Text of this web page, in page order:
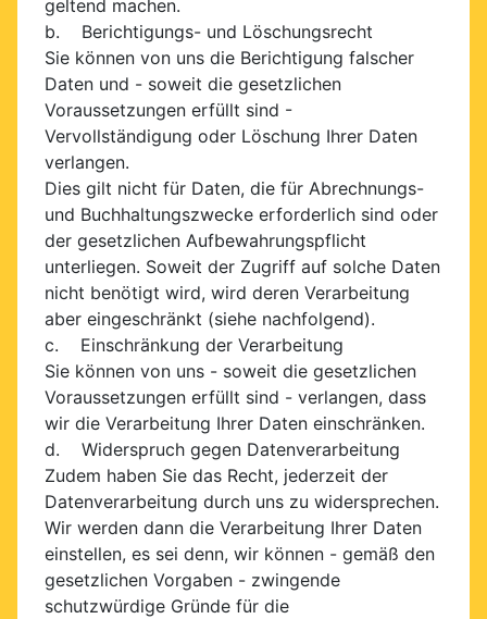
geltend machen.
b. Berichtigungs- und Löschungsrecht
Sie können von uns die Berichtigung falscher
Daten und - soweit die gesetzlichen
Voraussetzungen erfüllt sind -
Vervollständigung oder Löschung Ihrer Daten
verlangen.
Dies gilt nicht für Daten, die für Abrechnungs-
und Buchhaltungszwecke erforderlich sind oder
der gesetzlichen Aufbewahrungspflicht
unterliegen. Soweit der Zugriff auf solche Daten
nicht benötigt wird, wird deren Verarbeitung
aber eingeschränkt (siehe nachfolgend).
c. Einschränkung der Verarbeitung
Sie können von uns - soweit die gesetzlichen
Voraussetzungen erfüllt sind - verlangen, dass
wir die Verarbeitung Ihrer Daten einschränken.
d. Widerspruch gegen Datenverarbeitung
Zudem haben Sie das Recht, jederzeit der
Datenverarbeitung durch uns zu widersprechen.
Wir werden dann die Verarbeitung Ihrer Daten
einstellen, es sei denn, wir können - gemäß den
gesetzlichen Vorgaben - zwingende
schutzwürdige Gründe für die